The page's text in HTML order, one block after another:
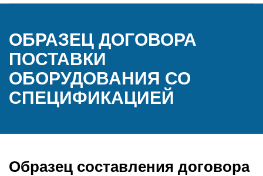
ОБРАЗЕЦ ДОГОВОРА
ПОСТАВКИ
ОБОРУДОВАНИЯ СО
СПЕЦИФИКАЦИЕЙ
Образец составления договора